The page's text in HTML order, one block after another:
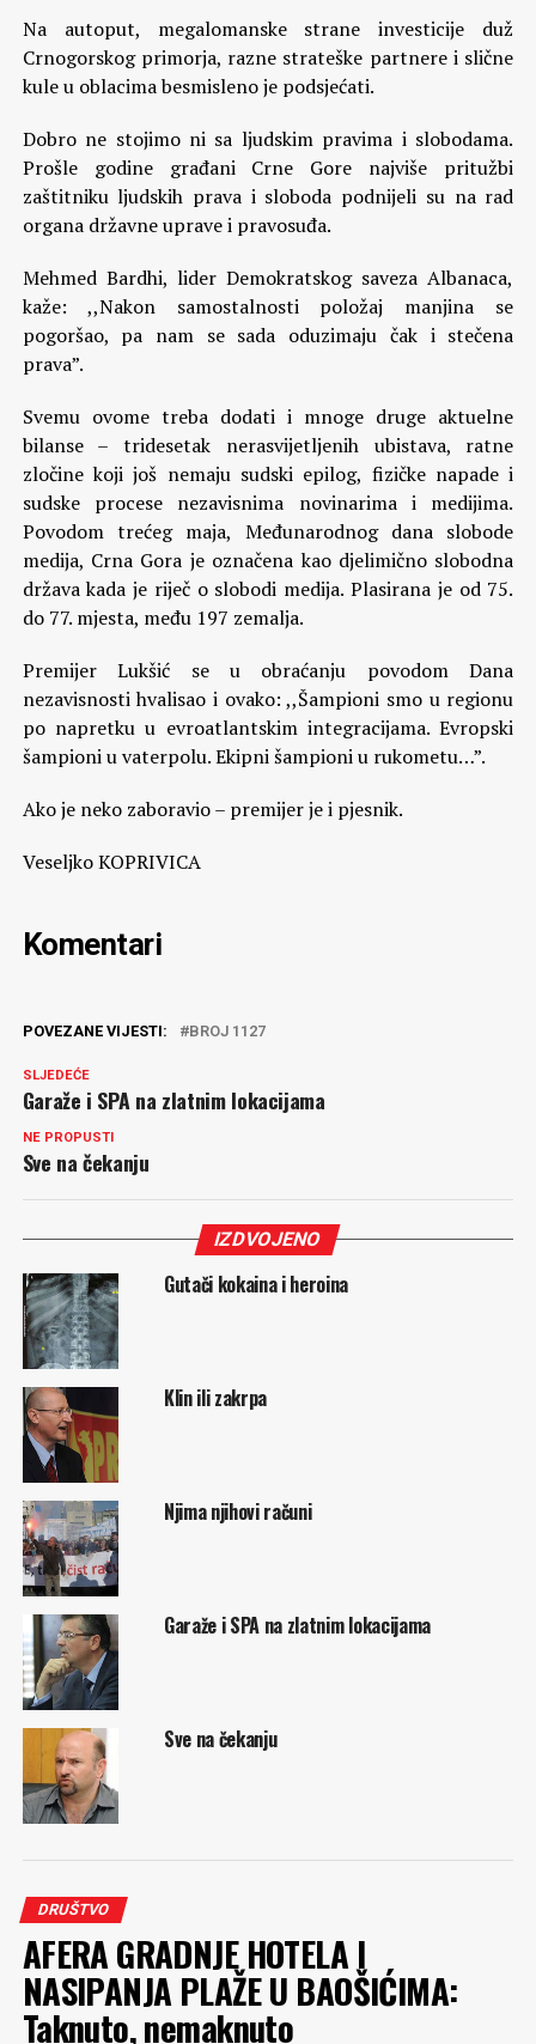
Na autoput, megalomanske strane investicije duž
Crnogorskog primorja, razne strateške partnere i slične
kule u oblacima besmisleno je podsjećati.
Dobro ne stojimo ni sa ljudskim pravima i slobodama.
Prošle godine građani Crne Gore najviše pritužbi
zaštitniku ljudskih prava i sloboda podnijeli su na rad
organa državne uprave i pravosuđa.
Mehmed Bardhi, lider Demokratskog saveza Albanaca,
kaže: ,,Nakon samostalnosti položaj manjina se
pogoršao, pa nam se sada oduzimaju čak i stečena
prava”.
Svemu ovome treba dodati i mnoge druge aktuelne
bilanse – tridesetak nerasvijetljenih ubistava, ratne
zločine koji još nemaju sudski epilog, fizičke napade i
sudske procese nezavisnima novinarima i medijima.
Povodom trećeg maja, Međunarodnog dana slobode
medija, Crna Gora je označena kao djelimično slobodna
država kada je riječ o slobodi medija. Plasirana je od 75.
do 77. mjesta, među 197 zemalja.
Premijer Lukšić se u obraćanju povodom Dana
nezavisnosti hvalisao i ovako: ,,Šampioni smo u regionu
po napretku u evroatlantskim integracijama. Evropski
šampioni u vaterpolu. Ekipni šampioni u rukometu…”.
Ako je neko zaboravio – premijer je i pjesnik.
Veseljko KOPRIVICA
Komentari
POVEZANE VIJESTI: BROJ 1127
SLJEDEĆE
Garaže i SPA na zlatnim lokacijama
NE PROPUSTI
Sve na čekanju
IZDVOJENO
Gutači kokaina i heroina
Klin ili zakrpa
Njima njihovi računi
Garaže i SPA na zlatnim lokacijama
Sve na čekanju
DRUŠTVO
AFERA GRADNJE HOTELA I
NASIPANJA PLAŽE U BAOŠIĆIMA:
Taknuto, nemaknuto